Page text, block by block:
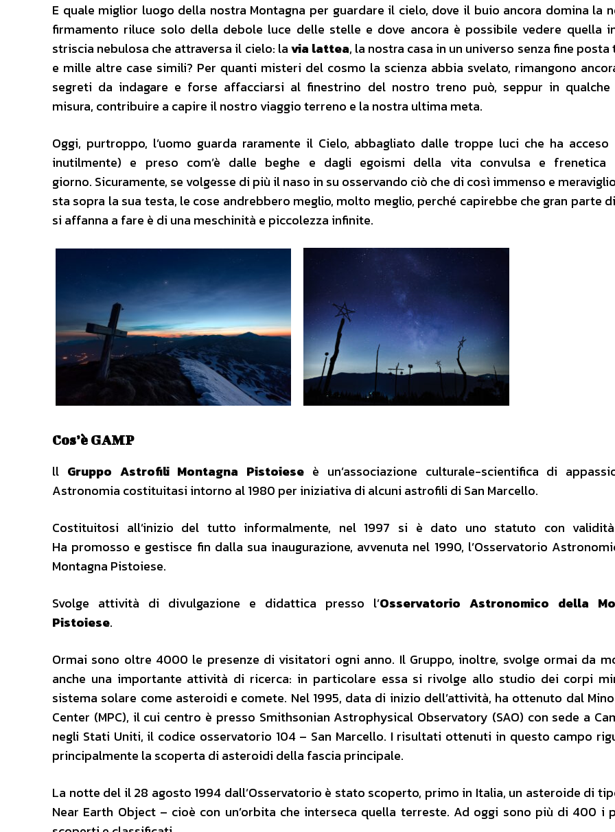
E quale miglior luogo della nostra Montagna per guardare il cielo, dove il buio ancora domina la
firmamento riluce solo della debole luce delle stelle e dove ancora è possibile vedere quella
striscia nebulosa che attraversa il cielo: lavia lattea, la nostra casa in un universo senza fine
e mille altre case simili? Per quanti misteri del cosmo la scienza abbia svelato, rimangono
segreti da indagare e forse affacciarsi al finestrino del nostro treno può, seppur in qualche
misura, contribuire a capire il nostro viaggio terreno e la nostra ultima meta.
Oggi, purtroppo, l’uomo guarda raramente il Cielo, abbagliato dalle troppe luci che ha acceso
inutilmente) e preso com’è dalle beghe e dagli egoismi della vita convulsa e
giorno. Sicuramente, se volgesse di più il naso in su osservando ciò che di così immenso e
sta sopra la sua testa, le cose andrebbero meglio, molto meglio, perché capirebbe che gran parte
si affanna a fare è di una meschinità e piccolezza infinite.
Cos’è GAMP
ll Gruppo Astrofili Montagna Pistoiese è un’associazione culturale-scientifica di
Astronomia costituitasi intorno al 1980 per iniziativa di alcuni astrofili di San Marcello.
Costituitosi all’inizio del tutto informalmente, nel 1997 si è dato uno statuto con
Ha promosso e gestisce fin dalla sua inaugurazione, avvenuta nel 1990, l’Osservatorio
Montagna Pistoiese.
Svolge attività di divulgazione e didattica presso l’Osservatorio Astronomico della
Pistoiese.
Ormai sono oltre 4000 le presenze di visitatori ogni anno. Il Gruppo, inoltre, svolge ormai da
anche una importante attività di ricerca: in particolare essa si rivolge allo studio dei corpi
sistema solare come asteroidi e comete. Nel 1995, data di inizio dell’attività, ha ottenuto dal
Center (MPC), il cui centro è presso Smithsonian Astrophysical Observatory (SAO) con sede a
negli Stati Uniti, il codice osservatorio 104 – San Marcello. I risultati ottenuti in questo campo
principalmente la scoperta di asteroidi della fascia principale.
La notte del il 28 agosto 1994 dall’Osservatorio è stato scoperto, primo in Italia, un asteroide di
Near Earth Object – cioè con un’orbita che interseca quella terreste. Ad oggi sono più di 400 i